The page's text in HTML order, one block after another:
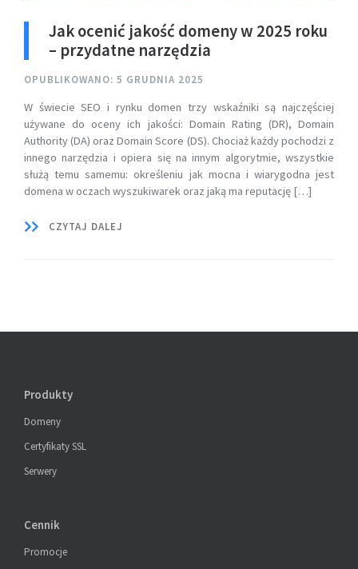
Jak ocenić jakość domeny w 2025 roku
– przydatne narzędzia
OPUBLIKOWANO: 5 GRUDNIA 2025
W świecie SEO i rynku domen trzy wskaźniki są najczęściej
używane do oceny ich jakości: Domain Rating (DR), Domain
Authority (DA) oraz Domain Score (DS). Chociaż każdy pochodzi z
innego narzędzia i opiera się na innym algorytmie, wszystkie
służą temu samemu: określeniu jak mocna i wiarygodna jest
domena w oczach wyszukiwarek oraz jaką ma reputację […]
CZYTAJ DALEJ
Produkty
Domeny
Certyfikaty SSL
Serwery
Cennik
Promocje